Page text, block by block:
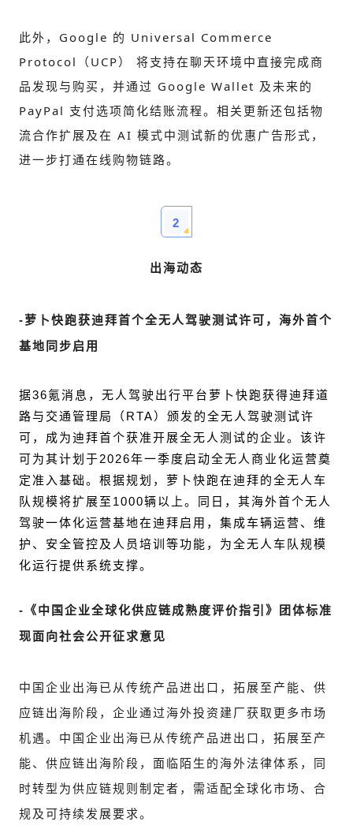
此外，Google 的 Universal Commerce
Protocol（UCP） 将支持在聊天环境中直接完成商
品发现与购买，并通过 Google Wallet 及未来的
PayPal 支付选项简化结账流程。相关更新还包括物
流合作扩展及在 AI 模式中测试新的优惠广告形式，
进一步打通在线购物链路。
2
出海动态
-萝卜快跑获迪拜首个全无人驾驶测试许可，海外首个
基地同步启用
据36氪消息，无人驾驶出行平台萝卜快跑获得迪拜道
路与交通管理局（RTA）颁发的全无人驾驶测试许
可，成为迪拜首个获准开展全无人测试的企业。该许
可为其计划于2026年一季度启动全无人商业化运营奠
定准入基础。根据规划，萝卜快跑在迪拜的全无人车
队规模将扩展至1000辆以上。同日，其海外首个无人
驾驶一体化运营基地在迪拜启用，集成车辆运营、维
护、安全管控及人员培训等功能，为全无人车队规模
化运行提供系统支撑。
- 《中国企业全球化供应链成熟度评价指引》团体标准
现面向社会公开征求意见
中国企业出海已从传统产品进出口，拓展至产能、供
应链出海阶段，企业通过海外投资建厂获取更多市场
机遇。 中国企业出海已从传统产品进出口，拓展至产
能、供应链出海阶段，面临陌生的海外法律体系，同
时转型为供应链规则制定者，需适配全球化市场、合
规及可持续发展要求。